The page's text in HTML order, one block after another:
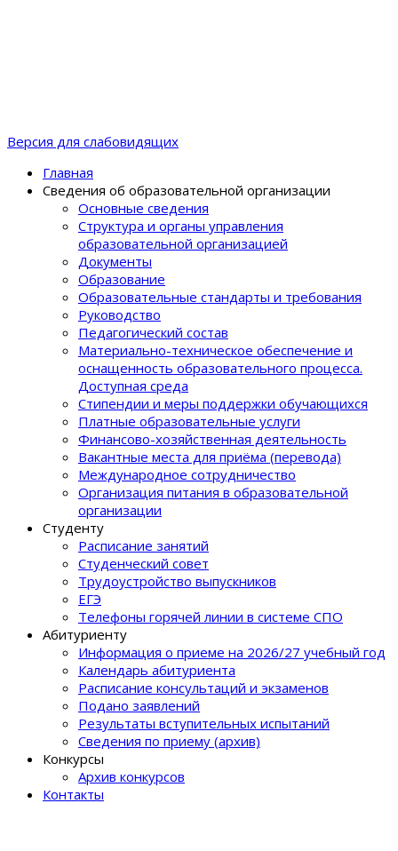
Версия для слабовидящих
Главная
Сведения об образовательной организации
Основные сведения
Структура и органы управления
образовательной организацией
Документы
Образование
Образовательные стандарты и требования
Руководство
Педагогический состав
Материально-техническое обеспечение и
оснащенность образовательного процеcса.
Доступная среда
Стипендии и меры поддержки обучающихся
Платные образовательные услуги
Финансово-хозяйственная деятельность
Вакантные места для приёма (перевода)
Международное сотрудничество
Организация питания в образовательной
организации
Студенту
Расписание занятий
Студенческий совет
Трудоустройство выпускников
ЕГЭ
Телефоны горячей линии в системе СПО
Абитуриенту
Информация о приеме на 2026/27 учебный год
Календарь абитуриента
Расписание консультаций и экзаменов
Подано заявлений
Результаты вступительных испытаний
Сведения по приему (архив)
Конкурсы
Архив конкурсов
Контакты